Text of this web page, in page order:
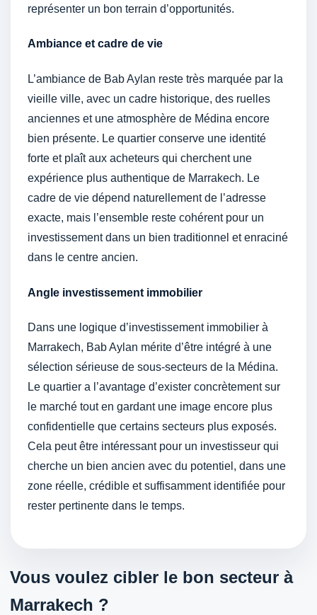
représenter un bon terrain d’opportunités.
Ambiance et cadre de vie
L’ambiance de Bab Aylan reste très marquée par la
vieille ville, avec un cadre historique, des ruelles
anciennes et une atmosphère de Médina encore
bien présente. Le quartier conserve une identité
forte et plaît aux acheteurs qui cherchent une
expérience plus authentique de Marrakech. Le
cadre de vie dépend naturellement de l’adresse
exacte, mais l’ensemble reste cohérent pour un
investissement dans un bien traditionnel et enraciné
dans le centre ancien.
Angle investissement immobilier
Dans une logique d’investissement immobilier à
Marrakech, Bab Aylan mérite d’être intégré à une
sélection sérieuse de sous-secteurs de la Médina.
Le quartier a l’avantage d’exister concrètement sur
le marché tout en gardant une image encore plus
confidentielle que certains secteurs plus exposés.
Cela peut être intéressant pour un investisseur qui
cherche un bien ancien avec du potentiel, dans une
zone réelle, crédible et suffisamment identifiée pour
rester pertinente dans le temps.
Vous voulez cibler le bon secteur à
Marrakech ?